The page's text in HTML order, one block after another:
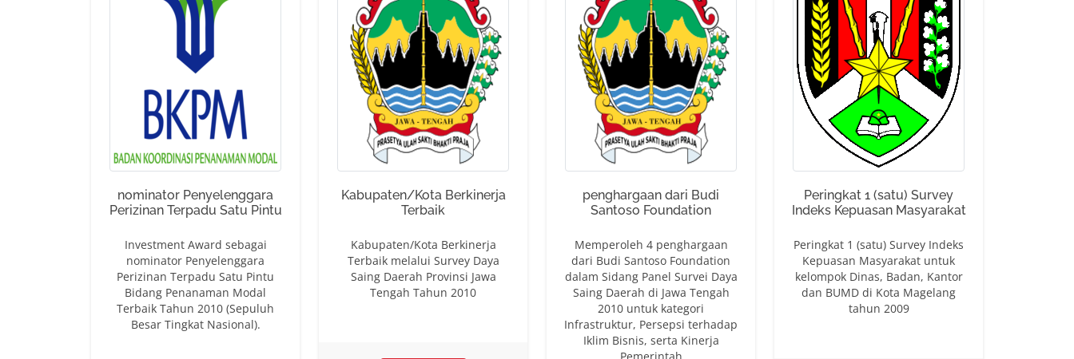
nominator Penyelenggara
Perizinan Terpadu Satu Pintu
Investment Award sebagai
nominator Penyelenggara
Perizinan Terpadu Satu Pintu
Bidang Penanaman Modal
Terbaik Tahun 2010 (Sepuluh
Besar Tingkat Nasional).
Kabupaten/Kota Berkinerja
Terbaik
Kabupaten/Kota Berkinerja
Terbaik melalui Survey Daya
Saing Daerah Provinsi Jawa
Tengah Tahun 2010
penghargaan dari Budi
Santoso Foundation
Memperoleh 4 penghargaan
dari Budi Santoso Foundation
dalam Sidang Panel Survei Daya
Saing Daerah di Jawa Tengah
2010 untuk kategori
Infrastruktur, Persepsi terhadap
Iklim Bisnis, serta Kinerja
Peringkat 1 (satu) Survey
Indeks Kepuasan Masyarakat
Peringkat 1 (satu) Survey Indeks
Kepuasan Masyarakat untuk
kelompok Dinas, Badan, Kantor
dan BUMD di Kota Magelang
tahun 2009